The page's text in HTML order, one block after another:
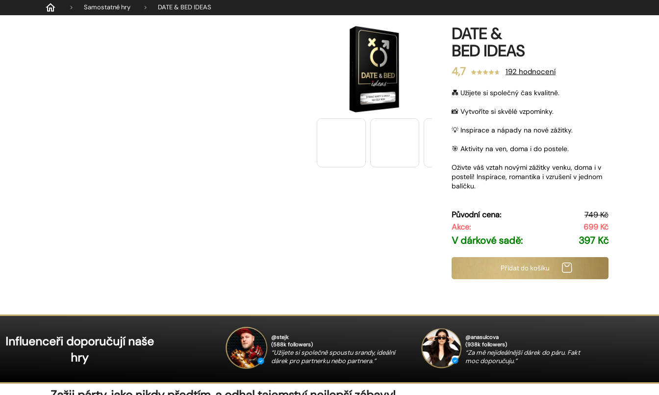
na
Samostatné hry DATE & BED IDEAS
Přidat do košíku
4,7 192 hodnocení
💑 Užijete si společný čas kvalitně.
📸 Vytvoříte si skvělé vzpomínky.
💡 Inspirace a nápady na nové zážitky.
🎯 Aktivity na ven, doma i do postele.
Oživte váš vztah novými zážitky venku, doma i v
posteli! Inspirace, romantika i vzrušení v jednom
balíčku.
Původní cena:
749 Kč
Akce:
699 Kč
V dárkové sadě: 397 Kč
DATE &
BED IDEAS
Influenceři doporučují naše
hry
@stejk
(588k followers)
“Užijete si společně spoustu srandy, ideální
dárek pro partnerku nebo partnera.”
@anasulcova
(938k followers)
“Za mě nejideálnější dárek do páru. Fakt
moc doporučuju.”